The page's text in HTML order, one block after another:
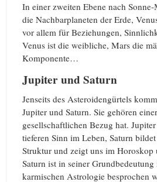
In einer zweiten Ebene nach
die Nachbarplaneten der Erde,
vor allem für Beziehungen,
Venus ist die weibliche, Mars die
Komponente…
Jupiter und Saturn
Jenseits des Asteroidengürtels
Jupiter und Saturn. Sie gehören
gesellschaftlichen Bezug hat.
tieferen Sinn im Leben, Saturn
Struktur und zeigt uns im Horoskop
Saturn ist in seiner
karmischen Astrologie besprochen